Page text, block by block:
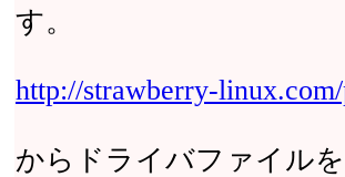
す。
http://strawberry-
からドライバファイル